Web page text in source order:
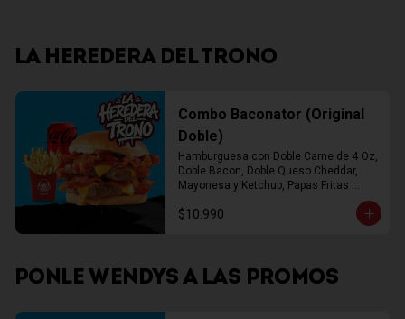
LA HEREDERA DEL TRONO
Combo Baconator (Original
Doble)
Hamburguesa con Doble Carne de 4 Oz,
Doble Bacon, Doble Queso Cheddar,
Mayonesa y Ketchup, Papas Fritas
$10.990
PONLE WENDYS A LAS PROMOS